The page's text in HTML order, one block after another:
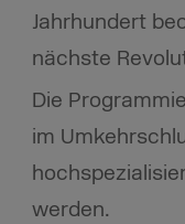
Jahrhundert
nächste
Die
im
werden.